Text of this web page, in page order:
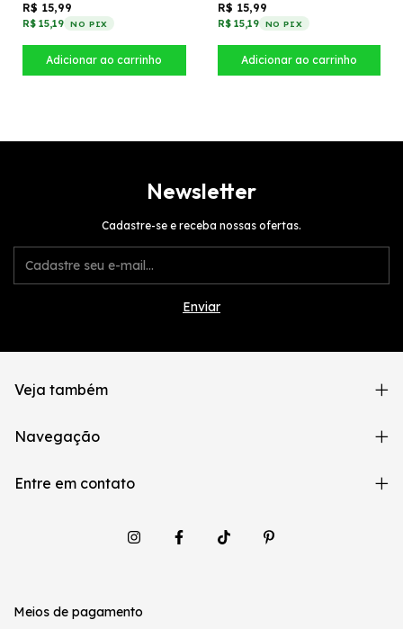
R$ 15,99
R$ 15,19 NO PIX
losango de zircônia
R$ 15,99
R$ 15,19 NO PIX
Newsletter
Cadastre-se e receba nossas ofertas.
Veja também
Navegação
Entre em contato
Meios de pagamento